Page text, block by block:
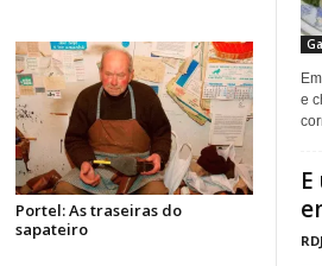
Portel: As traseiras do
sapateiro
e
RDJ